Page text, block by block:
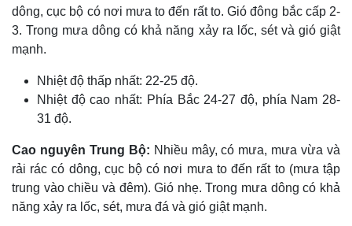
Kinh tế
Bất động sản
Thị trường
Giá vàng
dông, cục bộ có nơi mưa to đến rất to. Gió đông bắc cấp 2-
3. Trong mưa dông có khả năng xảy ra lốc, sét và gió giật
mạnh.
Nhiệt độ thấp nhất: 22-25 độ.
Nhiệt độ cao nhất: Phía Bắc 24-27 độ, phía Nam 28-
31 độ.
Cao nguyên Trung Bộ: Nhiều mây, có mưa, mưa vừa và
rải rác có dông, cục bộ có nơi mưa to đến rất to (mưa tập
trung vào chiều và đêm). Gió nhẹ. Trong mưa dông có khả
năng xảy ra lốc, sét, mưa đá và gió giật mạnh.